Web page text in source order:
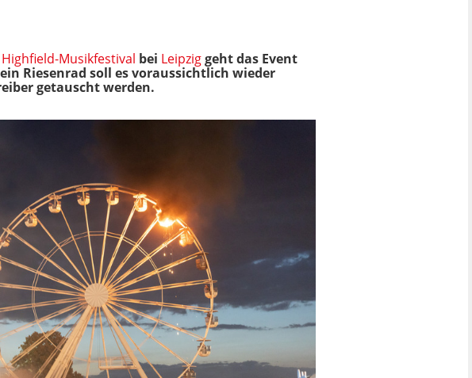
Musikfestival bei Leipziggeht das Event
Riesenrad soll es voraussichtlich wieder
getauscht werden.